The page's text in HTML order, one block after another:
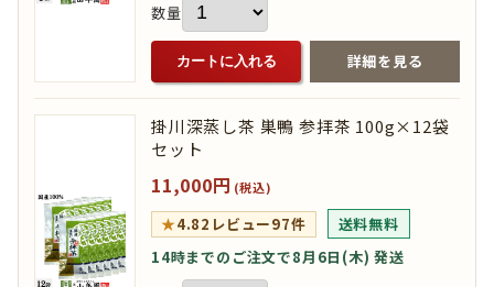
数量
カートに入れる 詳細を見る
掛川深蒸し茶 巣鴨 参拝茶 100g×12袋
セット
11,000円 (税込)
★4.82 レビュー97件
送料無料
14時までのご注文で8月6日(木) 発送